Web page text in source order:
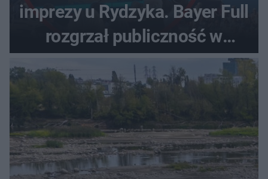
imprezy u Rydzyka. Bayer Full
rozgrzał publiczność w
Toruniu